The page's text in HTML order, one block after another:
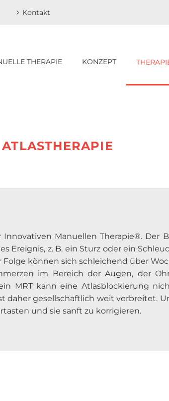
Kontakt
THERAPIE KONZEPT
ATLASTHERAPIE
Manuellen Therapie®. Der
Ereignis, z. B. ein Sturz oder ein
können sich schleichend über
im Bereich der Augen, der
MRT kann eine Atlasblockierung
gesellschaftlich weit verbreitet.
und sie sanft zu korrigieren.